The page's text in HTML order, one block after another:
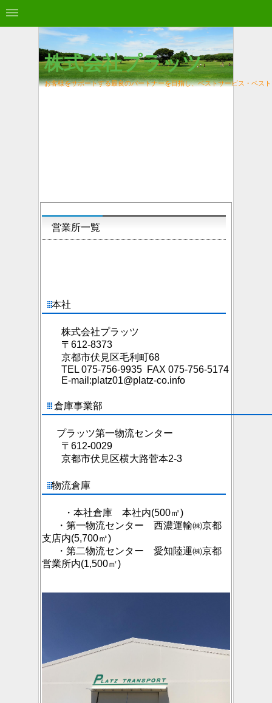
株式会社プラッツ
お客様をサポートする最良のパートナーを目指し、ベストサービス・ベス
営業所一覧
本社
株式会社プラッツ
〒612-8373
京都市伏見区毛利町68
TEL 075-756-9935 FAX 075-756-5174
E-mail:platz01@platz-co.info
倉庫事業部
プラッツ第一物流センター
〒612-0029
京都市伏見区横大路菅本2-3
物流倉庫
・本社倉庫 本社内(500㎡)
・第一物流センター 西濃運輸㈱京都
支店内(5,700㎡)
・第二物流センター 愛知陸運㈱京都
営業所内(1,500㎡)